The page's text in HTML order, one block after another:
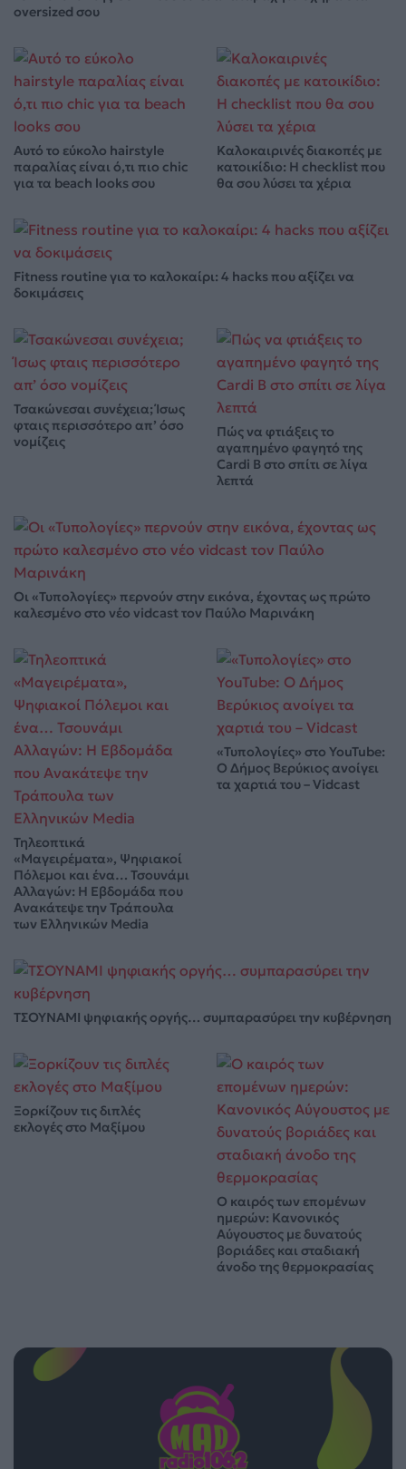
oversized σου
Αυτό το εύκολο hairstyle
παραλίας είναι ό,τι πιο chic
για τα beach looks σου
Καλοκαιρινές διακοπές με
κατοικίδιο: Η checklist που
θα σου λύσει τα χέρια
Fitness routine για το καλοκαίρι: 4 hacks που αξίζει να
δοκιμάσεις
Τσακώνεσαι συνέχεια; Ίσως
φταις περισσότερο απ’ όσο
νομίζεις
Πώς να φτιάξεις το
αγαπημένο φαγητό της
Cardi B στο σπίτι σε λίγα
λεπτά
Οι «Τυπολογίες» περνούν στην εικόνα, έχοντας ως πρώτο
καλεσμένο στο νέο vidcast τον Παύλο Μαρινάκη
Τηλεοπτικά
«Μαγειρέματα», Ψηφιακοί
Πόλεμοι και ένα… Τσουνάμι
Αλλαγών: Η Εβδομάδα που
Ανακάτεψε την Τράπουλα
των Ελληνικών Media
«Τυπολογίες» στο YouTube:
Ο Δήμος Βερύκιος ανοίγει
τα χαρτιά του – Vidcast
ΤΣΟΥΝΑΜΙ ψηφιακής οργής… συμπαρασύρει την κυβέρνηση
Ξορκίζουν τις διπλές
εκλογές στο Μαξίμου
Ο καιρός των επομένων
ημερών: Κανονικός
Αύγουστος με δυνατούς
βοριάδες και σταδιακή
άνοδο της θερμοκρασίας